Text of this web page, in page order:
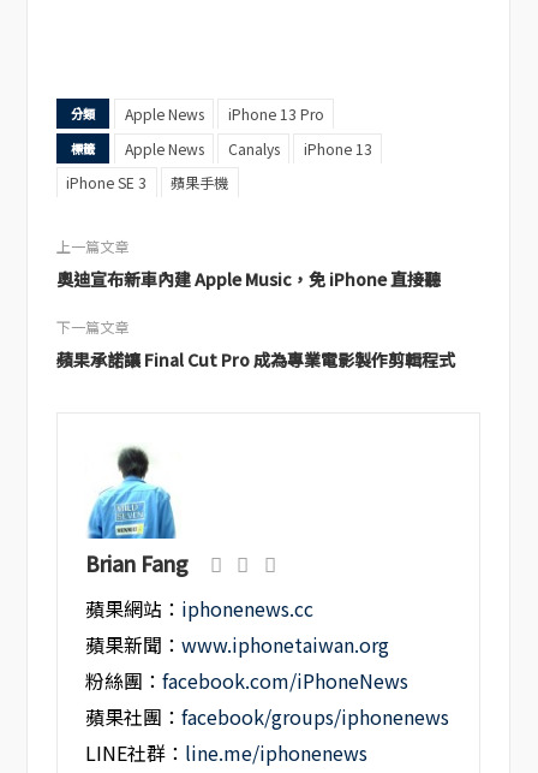
分類 Apple News iPhone 13 Pro
標籤 Apple News Canalys
iPhone 13
iPhone SE 3
蘋果手機
上一篇文章
奧迪宣布新車內建 Apple Music，免 iPhone 直接聽
下一篇文章
蘋果承諾讓 Final Cut Pro 成為專業電影製作剪輯程式
Brian Fang
蘋果網站： iphonenews.cc
蘋果新聞：www.iphonetaiwan.org
粉絲團：facebook.com/iPhoneNews
蘋果社團：facebook/groups/iphonenews
LINE社群： line.me/iphonenews